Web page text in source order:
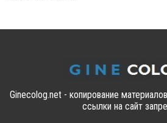
Ginecolog.net - копирование
ссылки на сайт